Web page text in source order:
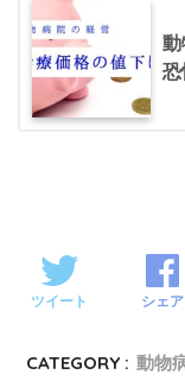
動
恐
ツイート シェア
CATEGORY : 動物